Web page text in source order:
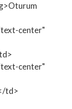
center"
center"
td>